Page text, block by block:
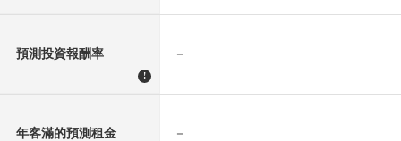
預測投資報酬率
!
－
年客滿的預測租金 －